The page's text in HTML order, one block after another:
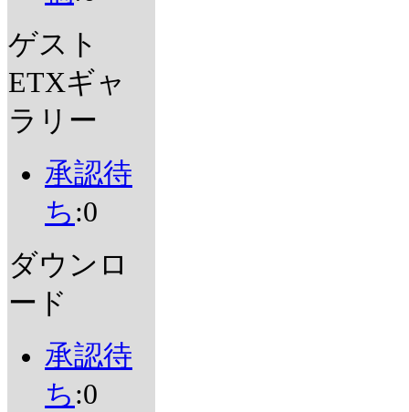
ゲスト
ETXギャ
ラリー
承認待
ち :0
ダウンロ
ード
承認待
ち :0